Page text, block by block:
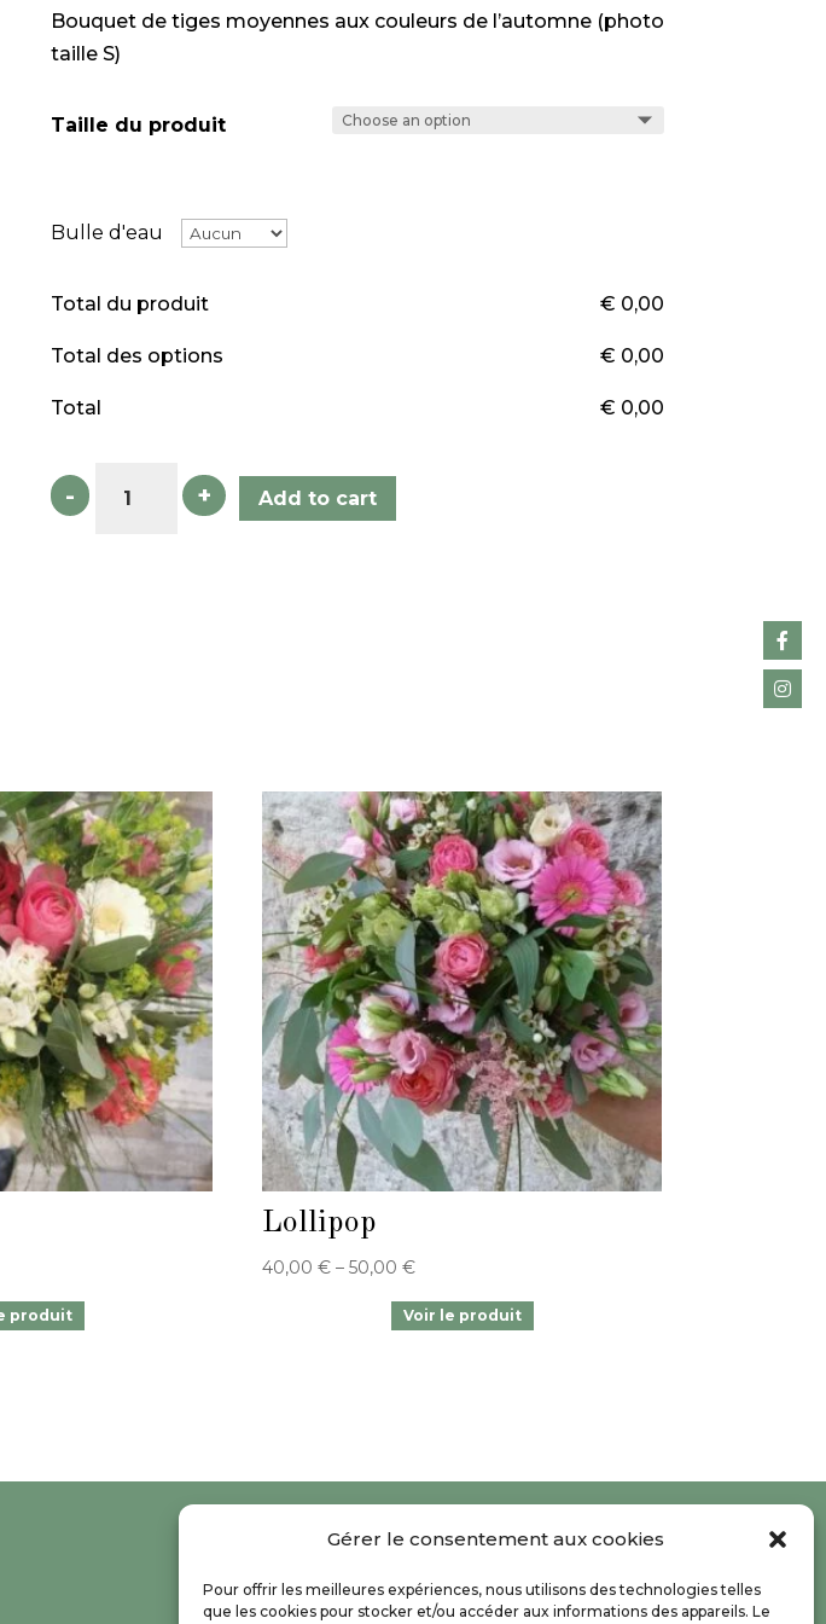
Gérer le consentement aux cookies
Pour offrir les meilleures expériences, nous utilisons des technologies telles
que les cookies pour stocker et/ou accéder aux informations des appareils. Le
Bouquet de tiges moyennes aux couleurs de l’automne (photo
taille S)
Taille du produit
Bulle d'eau
Total du produit 0,00
€
Total des options 0,00
€
Total 0,00
€
-
quantity
+ Add to cart
Lollipop
40,00€ –50,00€